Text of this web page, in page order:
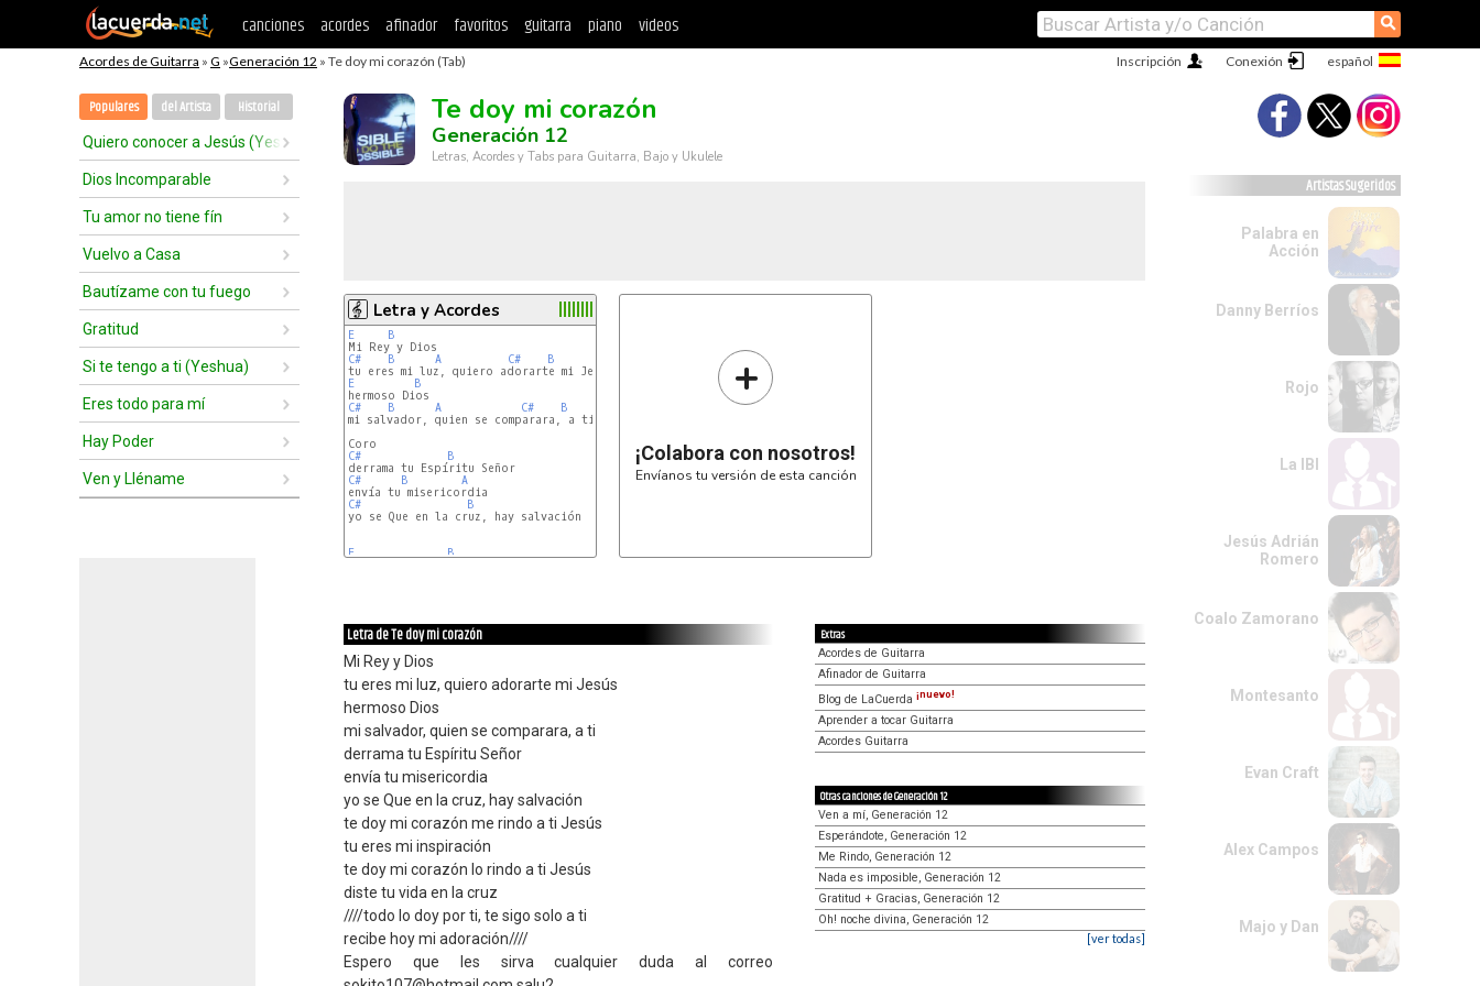
canciones acordes afinador favoritos guitarra piano videos ⚲
Acordes de Guitarra » G »Generación 12 » Te doy mi corazón (Tab) Conexión
Inscripción
Populares del Artista Historial
Quiero conocer a Jesús (Yeshua) - nuestro Dios
Dios Incomparable
Tu amor no tiene fín
Vuelvo a Casa
Bautízame con tu fuego
Gratitud
Si te tengo a ti (Yeshua)
Eres todo para mí
Hay Poder
Ven y Lléname
Te doy mi corazón
Generación 12
Letras, Acordes y Tabs para Guitarra, Bajo y Ukulele
Letra y Acordes
E
B
C#
B A C# B
E
B
C#
B A C# B
mi salvador, quien se comparara, a ti
C#
B
C#
B
A
C#
B
yo se Que en la cruz, hay salvación
E
B
+
¡Colabora con nosotros!
Envíanos tu versión de esta canción
Letra de Te doy mi corazón
Mi Rey y Dios
tu eres mi luz, quiero adorarte mi Jesús
hermoso Dios
mi salvador, quien se comparara, a ti
derrama tu Espíritu Señor
envía tu misericordia
yo se Que en la cruz, hay salvación
te doy mi corazón me rindo a ti Jesús
tu eres mi inspiración
te doy mi corazón lo rindo a ti Jesús
diste tu vida en la cruz
////todo lo doy por ti, te sigo solo a ti
recibe hoy mi adoración////
Espero que les sirva cualquier duda al correo
Extras
Acordes de Guitarra
Afinador de Guitarra
Blog de LaCuerda ¡nuevo!
Aprender a tocar Guitarra
Acordes Guitarra
Otras canciones de Generación 12
Ven a mí, Generación 12
Esperándote, Generación 12
Me Rindo, Generación 12
Nada es imposible, Generación 12
Gratitud + Gracias, Generación 12
Oh! noche divina, Generación 12
[ver todas]
Artistas Sugeridos
Palabra en
Acción
Danny Berríos
Rojo
La IBI
Jesús Adrián
Romero
Coalo Zamorano
Montesanto
Evan Craft
Alex Campos
Majo y Dan